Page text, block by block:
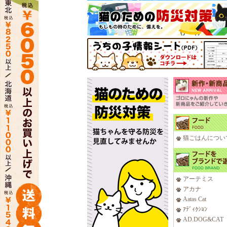
猫ごはんについ
アーテミス
アカナ
Aatas Cat
ｱﾃﾞｨｸｼｮﾝ
AD.DOG&CAT